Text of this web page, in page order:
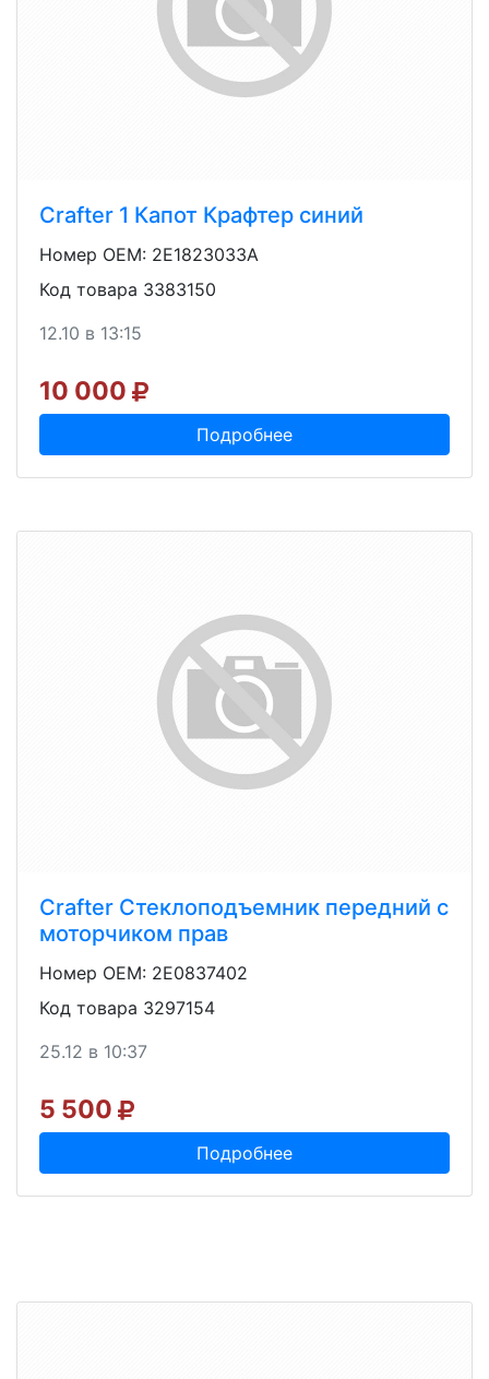
Crafter 1 Капот Крафтер синий
Номер OEM: 2E1823033A
Код товара 3383150
12.10 в 13:15
10 000
Подробнее
Crafter Стеклоподъемник передний с
моторчиком прав
Номер OEM: 2E0837402
Код товара 3297154
25.12 в 10:37
5 500
Подробнее